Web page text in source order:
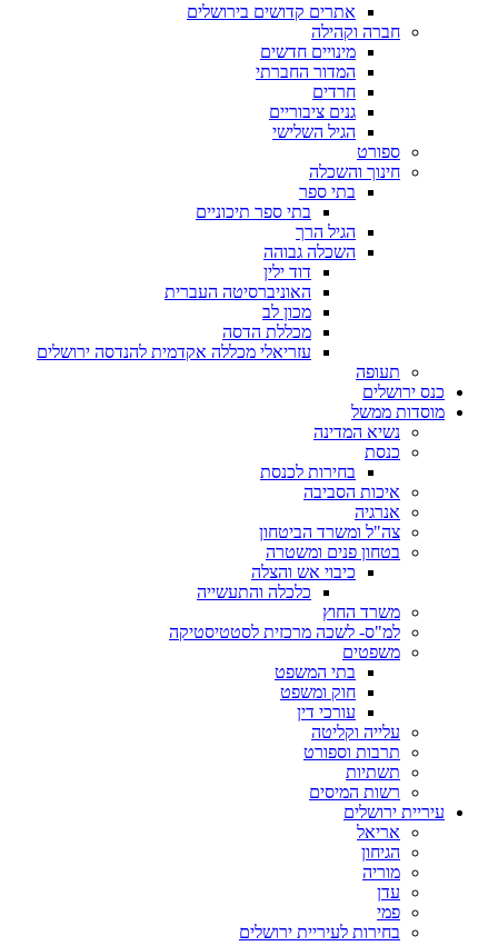
אתרים קדושים בירושלים
חברה וקהילה
מינויים חדשים
המדור החברתי
חרדים
גנים ציבוריים
הגיל השלישי
ספורט
חינוך והשכלה
בתי ספר
בתי ספר תיכוניים
הגיל הרך
השכלה גבוהה
דוד ילין
האוניברסיטה העברית
מכון לב
מכללת הדסה
עזריאלי מכללה אקדמית להנדסה ירושלים
תעופה
כנס ירושלים
מוסדות ממשל
נשיא המדינה
כנסת
בחירות לכנסת
איכות הסביבה
אנרגיה
צה"ל ומשרד הביטחון
בטחון פנים ומשטרה
כיבוי אש והצלה
כלכלה והתעשייה
משרד החוץ
למ"ס- לשכה מרכזית לסטטיסטיקה
משפטים
בתי המשפט
חוק ומשפט
עורכי דין
עלייה וקליטה
תרבות וספורט
תשתיות
רשות המיסים
עיריית ירושלים
אריאל
הגיחון
מוריה
עדן
פמי
בחירות לעיריית ירושלים